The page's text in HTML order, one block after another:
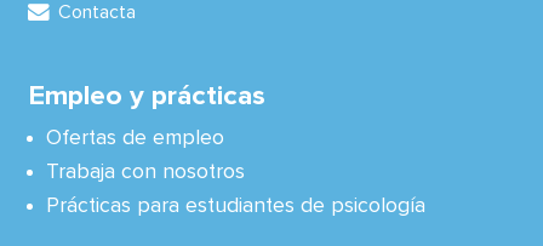
Contacta
Empleo y prácticas
Ofertas de empleo
Trabaja con nosotros
Prácticas para estudiantes de psicología